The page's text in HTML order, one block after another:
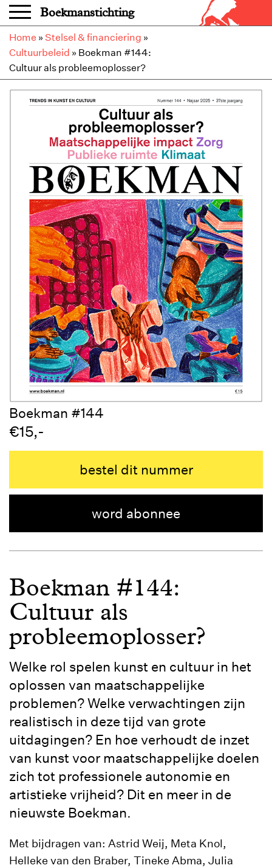
Overslaan en naar de inhoud gaan
Boekmanstichting
Home » Stelsel & financiering »
Cultuurbeleid » Boekman #144:
Cultuur als probleemoplosser?
Boekman #144
€15,-
bestel dit nummer
word abonnee
Boekman #144:
Cultuur als
probleemoplosser?
Welke rol spelen kunst en cultuur in het
oplossen van maatschappelijke
problemen? Welke verwachtingen zijn
realistisch in deze tijd van grote
uitdagingen? En hoe verhoudt de inzet
van kunst voor maatschappelijke doelen
zich tot professionele autonomie en
artistieke vrijheid? Dit en meer in de
nieuwste Boekman.
Met bijdragen van: Astrid Weij, Meta Knol,
Helleke van den Braber, Tineke Abma, Julia